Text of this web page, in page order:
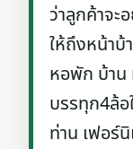
ว่าลูกค้าจะ
ให้ถึงหน้าบ้
หอพัก บ้าน
บรรทุก4ล้
ท่าน เฟอร์